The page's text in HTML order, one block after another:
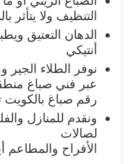
التنظيف ولا يتأثر
الدهان التعتيق
أنتيكي
نوفر الطلاء
عبر فني صباغ
رقم صباغ بالكويت
ونقدم للمنازل
لصالات
الأفراح